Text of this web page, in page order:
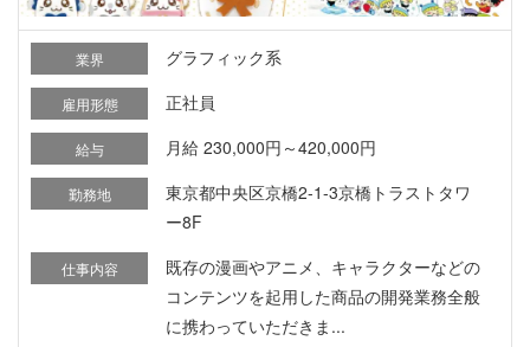
業界 グラフィック系
雇用形態 正社員
給与 月給 230,000円～420,000円
勤務地
東京都中央区京橋2-1-3京橋トラストタワ
ー8F
仕事内容
既存の漫画やアニメ、キャラクターなどの
コンテンツを起用した商品の開発業務全般
に携わっていただきま...